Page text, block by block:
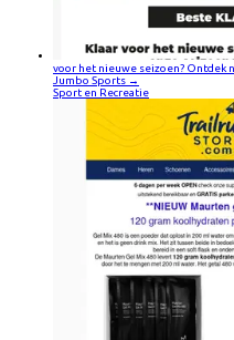
voor het nieuwe seizoen? Ontdek
Jumbo Sports →
Sport en Recreatie